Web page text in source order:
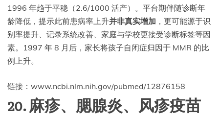
1996 年趋于平稳（2.6/1000 活产）。平台期伴随诊断年
龄降低，提示此前患病率上升并非真实增加 ，更可能源于识
别率提升、记录系统改善、家庭与学校更接受诊断标签等因
素。1997 年 8 月后，家长将孩子自闭症归因于 MMR 的比
例上升。
链接：www.ncbi.nlm.nih.gov/pubmed/12876158
20. 麻疹、腮腺炎、风疹疫苗